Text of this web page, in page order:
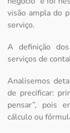
visão ampla do
serviço.
A definição
serviços de
Analisemos
de precificar:
pensar”, pois
cálculo ou